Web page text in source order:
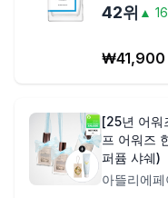
42위 ▲
₩41,900
[25년 어워
프 어워즈
퍼퓸 샤쉐)
아뜰리에페